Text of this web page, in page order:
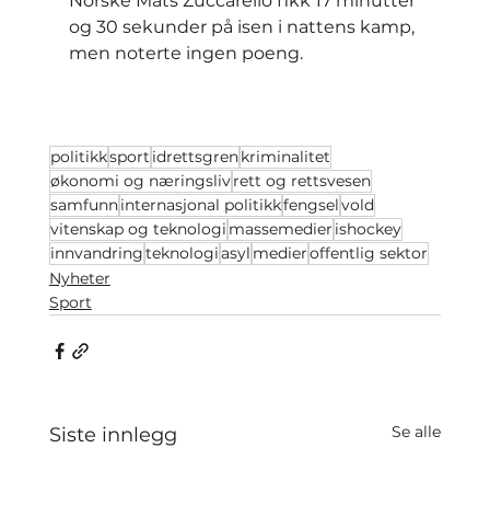
og 30 sekunder på isen i nattens kamp,
men noterte ingen poeng.
politikksport idrettsgrenkriminalitet
økonomi og næringslivrett og rettsvesen
samfunninternasjonal politikkfengselvold
vitenskap og teknologi massemedier ishockey
innvandringteknologiasyl medieroffentlig sektor
Nyheter
Sport
Siste innlegg Se alle